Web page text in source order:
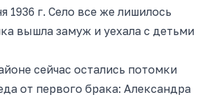
1936 г. Село все же лишилось
вышла замуж и уехала с детьми
сейчас остались потомки
от первого брака: Александра